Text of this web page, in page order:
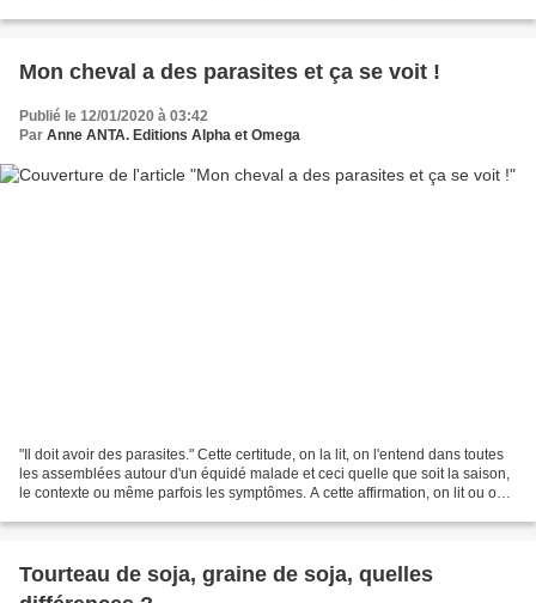
Mon cheval a des parasites et ça se voit !
Publié le 12/01/2020 à 03:42
Par Anne ANTA. Editions Alpha et Omega
"Il doit avoir des parasites." Cette certitude, on la lit, on l'entend dans toutes
les assemblées autour d'un équidé malade et ceci quelle que soit la saison,
le contexte ou même parfois les symptômes. A cette affirmation, on lit ou on
Tourteau de soja, graine de soja, quelles